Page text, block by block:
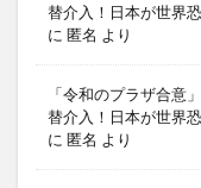
替介入！日本が世界
に 匿名 より
「令和のプラザ合意
替介入！日本が世界
に 匿名 より